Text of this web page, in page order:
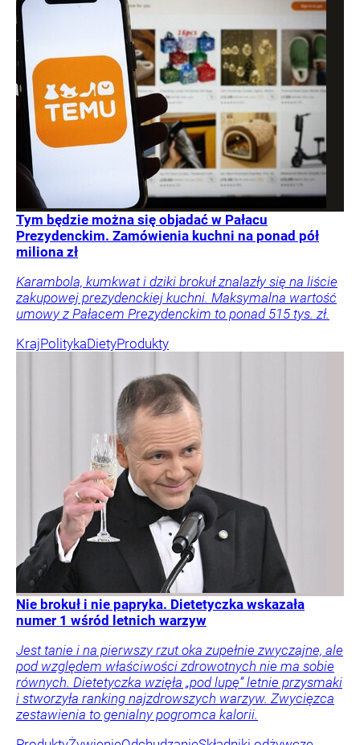
Tym będzie można się objadać w Pałacu
Prezydenckim. Zamówienia kuchni na ponad pół
miliona zł
Karambola, kumkwat i dziki brokuł znalazły się na liście
zakupowej prezydenckiej kuchni. Maksymalna wartość
umowy z Pałacem Prezydenckim to ponad 515 tys. zł.
KrajPolitykaDietyProdukty
Nie brokuł i nie papryka. Dietetyczka wskazała
numer 1 wśród letnich warzyw
Jest tanie i na pierwszy rzut oka zupełnie zwyczajne, ale
pod względem właściwości zdrowotnych nie ma sobie
równych. Dietetyczka wzięła „pod lupę” letnie przysmaki
i stworzyła ranking najzdrowszych warzyw. Zwycięzca
zestawienia to genialny pogromca kalorii.